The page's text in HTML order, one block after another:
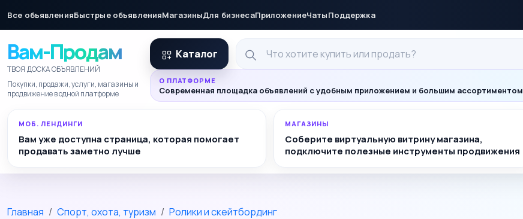
Все объявленияБыстрые объявленияМагазиныДля бизнесаПриложениеЧатыПоддержка
Вам-Продам
ТВОЯ ДОСКА ОБЪЯВЛЕНИЙ
Покупки, продажи, услуги, магазины и
продвижение в одной платформе
Каталог
О ПЛАТФОРМЕ
Современная площадка объявлений с удобным приложением и большим ассортиментом
МОБ. ЛЕНДИНГИ
Вам уже доступна страница, которая помогает
продавать заметно лучше
МАГАЗИНЫ
Соберите виртуальную витрину магазина,
подключите полезные инструменты продвижения
Главная Спорт, охота, туризм Ролики и скейтбординг